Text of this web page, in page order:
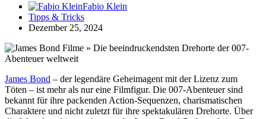
Fabio Klein
Tipps & Tricks
Dezember 25, 2024
James Bond – der legendäre Geheimagent mit der Lizenz zum
Töten – ist mehr als nur eine Filmfigur. Die 007-Abenteuer sind
bekannt für ihre packenden Action-Sequenzen, charismatischen
Charaktere und nicht zuletzt für ihre spektakulären Drehorte. Über